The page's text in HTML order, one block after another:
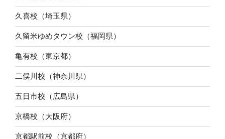
久喜校（埼玉県）
久留米ゆめタウン校（福岡県）
亀有校（東京都）
二俣川校（神奈川県）
五日市校（広島県）
京橋校（大阪府）
京都駅前校（京都府）